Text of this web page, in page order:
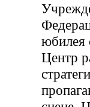
юбилея
Центр